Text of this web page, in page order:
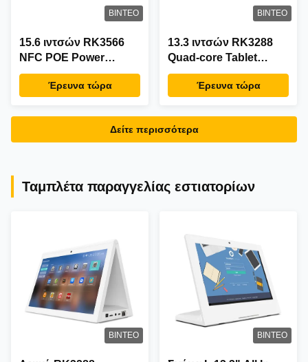
ΒΊΝΤΕΟ
15.6 ιντσών RK3566
NFC POE Power
Android Tablet PC για
Διαχείριση Αίθουσας
Επιτοίχιας
Έρευνα τώρα
ΒΊΝΤΕΟ
13.3 ιντσών RK3288
Quad-core Tablet
Android με LED
Φωτισμό για Αίθουσες
Έρευνα τώρα
Δείτε περισσότερα
Ταμπλέτα παραγγελίας εστιατορίων
ΒΊΝΤΕΟ ΒΊΝΤΕΟ